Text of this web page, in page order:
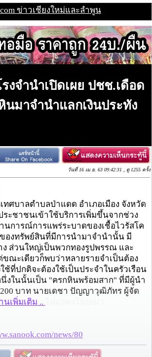
ข่าวเชียงใหม่และลำพูน
งจำนำเปิดเผย ปชช.เดือด
มาจำนำแลกเงินประทัง
วันที่ 16 เม.ย. 63 09:42:31 , ดู 1255 ครั้ง
ศบาลตำบลป่าแดด อำเภอเมือง จังหวัด
ระชาชนเข้าใช้บริการเพิ่มขึ้นจากช่วง
นการณ์การแพร่ระบาดของเชื้อไวรัสโค
ของทรัพย์สินที่มีการนำมาจำนำนั้น มี
ส่วนใหญ่เป็นพวกทองรูปพรรณ และ
ขณะเดียวก็พบว่าหลายรายจำเป็นต้อง
ช้ที่ปกติจะต้องใช้เป็นประจำในครัวเรือน
งในนั้นเป็น "ครกหินพร้อมสาก" ที่มีผู้นำ
บาท นายเดชา ปัญญาวุฒิภัทร ผู้จัด
นเพิ่มเติม ..
news/80